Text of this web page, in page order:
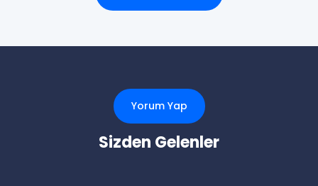
Yorum Yap
Sizden Gelenler